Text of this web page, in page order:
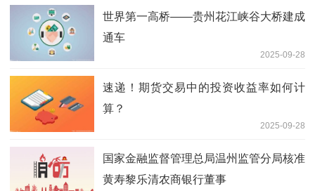
世界第一高桥——贵州花江峡谷大桥建成
通车
2025-09-28
速递！期货交易中的投资收益率如何计
算？
2025-09-28
国家金融监督管理总局温州监管分局核准
黄寿黎乐清农商银行董事